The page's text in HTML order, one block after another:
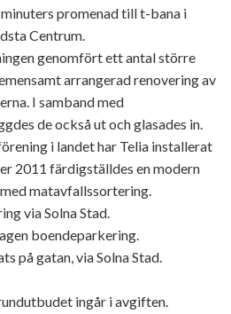
promenad till t-bana i
Centrum.
genomfört ett antal större
arrangerad renovering av
I samband med
de också ut och glasades in.
i landet har Telia installerat
2011 färdigställdes en modern
matavfallssortering.
via Solna Stad.
boendeparkering.
på gatan, via Solna Stad.
ingår i avgiften.